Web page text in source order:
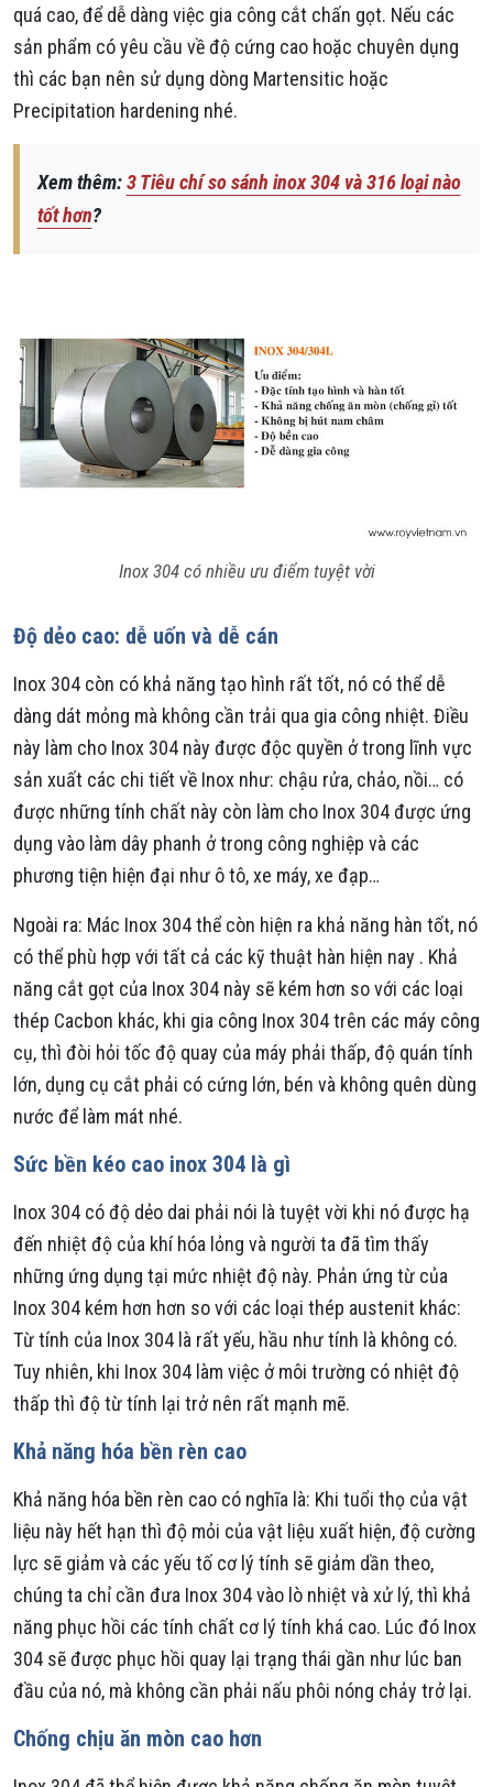
quá cao, để dễ dàng việc gia công cắt chấn gọt. Nếu các
sản phẩm có yêu cầu về độ cứng cao hoặc chuyên dụng
thì các bạn nên sử dụng dòng Martensitic hoặc
Precipitation hardening nhé.
Xem thêm:3 Tiêu chí so sánh inox 304 và 316 loại nào
tốt hơn?
Inox 304 có nhiều ưu điểm tuyệt vời
Độ dẻo cao: dễ uốn và dễ cán
Inox 304 còn có khả năng tạo hình rất tốt, nó có thể dễ
dàng dát mỏng mà không cần trải qua gia công nhiệt. Điều
này làm cho Inox 304 này được độc quyền ở trong lĩnh vực
sản xuất các chi tiết về Inox như: chậu rửa, chảo, nồi… có
được những tính chất này còn làm cho Inox 304 được ứng
dụng vào làm dây phanh ở trong công nghiệp và các
phương tiện hiện đại như ô tô, xe máy, xe đạp…
Ngoài ra: Mác Inox 304 thể còn hiện ra khả năng hàn tốt, nó
có thể phù hợp với tất cả các kỹ thuật hàn hiện nay . Khả
năng cắt gọt của Inox 304 này sẽ kém hơn so với các loại
thép Cacbon khác, khi gia công Inox 304 trên các máy công
cụ, thì đòi hỏi tốc độ quay của máy phải thấp, độ quán tính
lớn, dụng cụ cắt phải có cứng lớn, bén và không quên dùng
nước để làm mát nhé.
Sức bền kéo cao inox 304 là gì
Inox 304 có độ dẻo dai phải nói là tuyệt vời khi nó được hạ
đến nhiệt độ của khí hóa lỏng và người ta đã tìm thấy
những ứng dụng tại mức nhiệt độ này. Phản ứng từ của
Inox 304 kém hơn hơn so với các loại thép austenit khác:
Từ tính của Inox 304 là rất yếu, hầu như tính là không có.
Tuy nhiên, khi Inox 304 làm việc ở môi trường có nhiệt độ
thấp thì độ từ tính lại trở nên rất mạnh mẽ.
Khả năng hóa bền rèn cao
Khả năng hóa bền rèn cao có nghĩa là: Khi tuổi thọ của vật
liệu này hết hạn thì độ mỏi của vật liệu xuất hiện, độ cường
lực sẽ giảm và các yếu tố cơ lý tính sẽ giảm dần theo,
chúng ta chỉ cần đưa Inox 304 vào lò nhiệt và xử lý, thì khả
năng phục hồi các tính chất cơ lý tính khá cao. Lúc đó Inox
304 sẽ được phục hồi quay lại trạng thái gần như lúc ban
đầu của nó, mà không cần phải nấu phôi nóng chảy trở lại.
Chống chịu ăn mòn cao hơn